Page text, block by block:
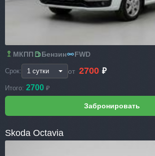
МКПП Бензин FWD
Срок: от 2700 ₽
Итого: 2700 ₽
Skoda Octavia